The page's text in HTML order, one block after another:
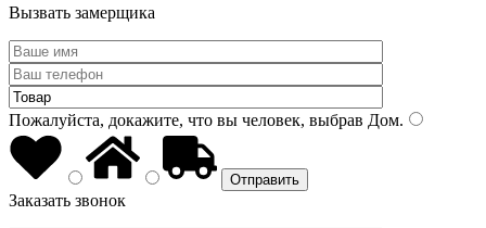
Вызвать замерщика
Пожалуйста, докажите, что вы человек, выбрав Дом.
Заказать звонок